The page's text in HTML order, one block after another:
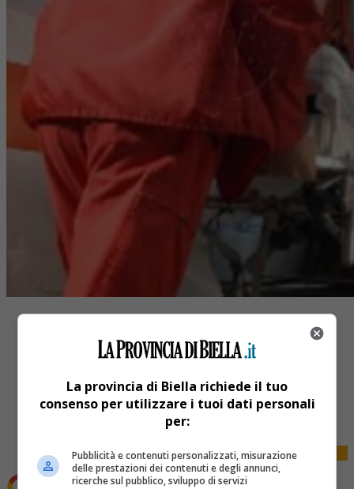
Share
Tweet
La provincia di Biella richiede il tuo
consenso per utilizzare i tuoi dati personali
per:
Pubblicità e contenuti personalizzati, misurazione
delle prestazioni dei contenuti e degli annunci,
ricerche sul pubblico, sviluppo di servizi